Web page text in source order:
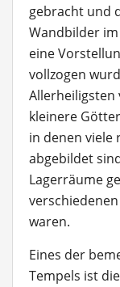
gebracht und
Wandbilder
eine
vollzogen
Allerheiligsten
kleinere
in denen viele
abgebildet
Lagerräume
waren.
Eines der
Tempels ist